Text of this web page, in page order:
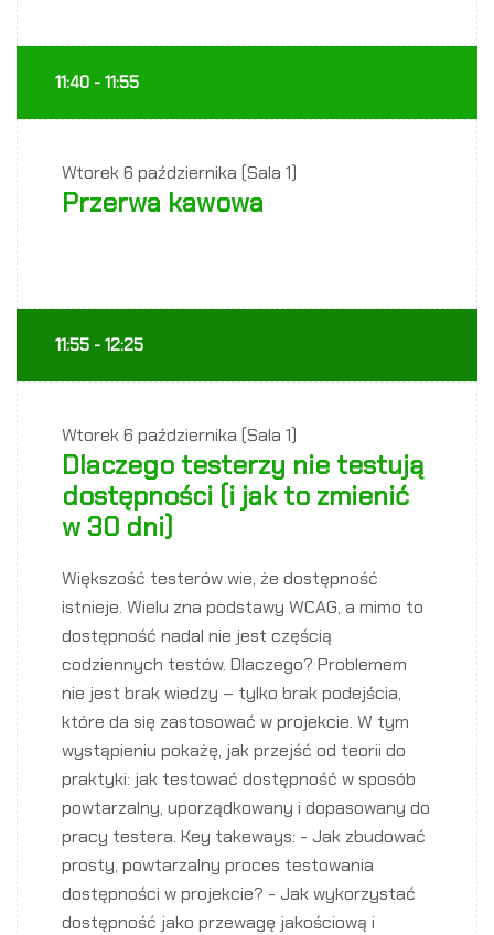
11:40 - 11:55
Wtorek6 października (Sala 1)
Przerwa kawowa
11:55 - 12:25
Wtorek6 października (Sala 1)
Dlaczego testerzy nie testują
dostępności (i jak to zmienić
w 30 dni)
Większość testerów wie, że dostępność
istnieje. Wielu zna podstawy WCAG, a mimo to
dostępność nadal nie jest częścią
codziennych testów. Dlaczego? Problemem
nie jest brak wiedzy – tylko brak podejścia,
które da się zastosować w projekcie. W tym
wystąpieniu pokażę, jak przejść od teorii do
praktyki: jak testować dostępność w sposób
powtarzalny, uporządkowany i dopasowany do
pracy testera. Key takeways: - Jak zbudować
prosty, powtarzalny proces testowania
dostępności w projekcie? - Jak wykorzystać
dostępność jako przewagę jakościową i